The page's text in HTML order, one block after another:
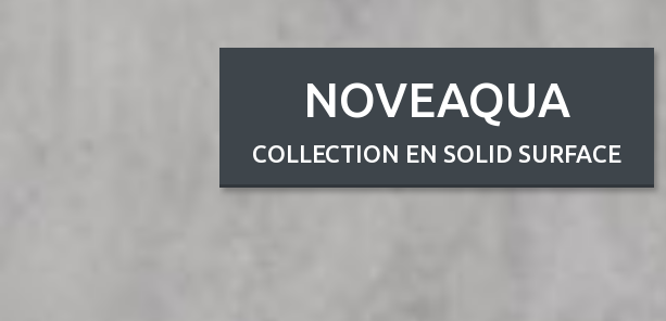
NOVEAQUA
COLLECTION EN SOLID SURFACE